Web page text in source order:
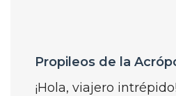
Propileos de la
¡Hola, viajero